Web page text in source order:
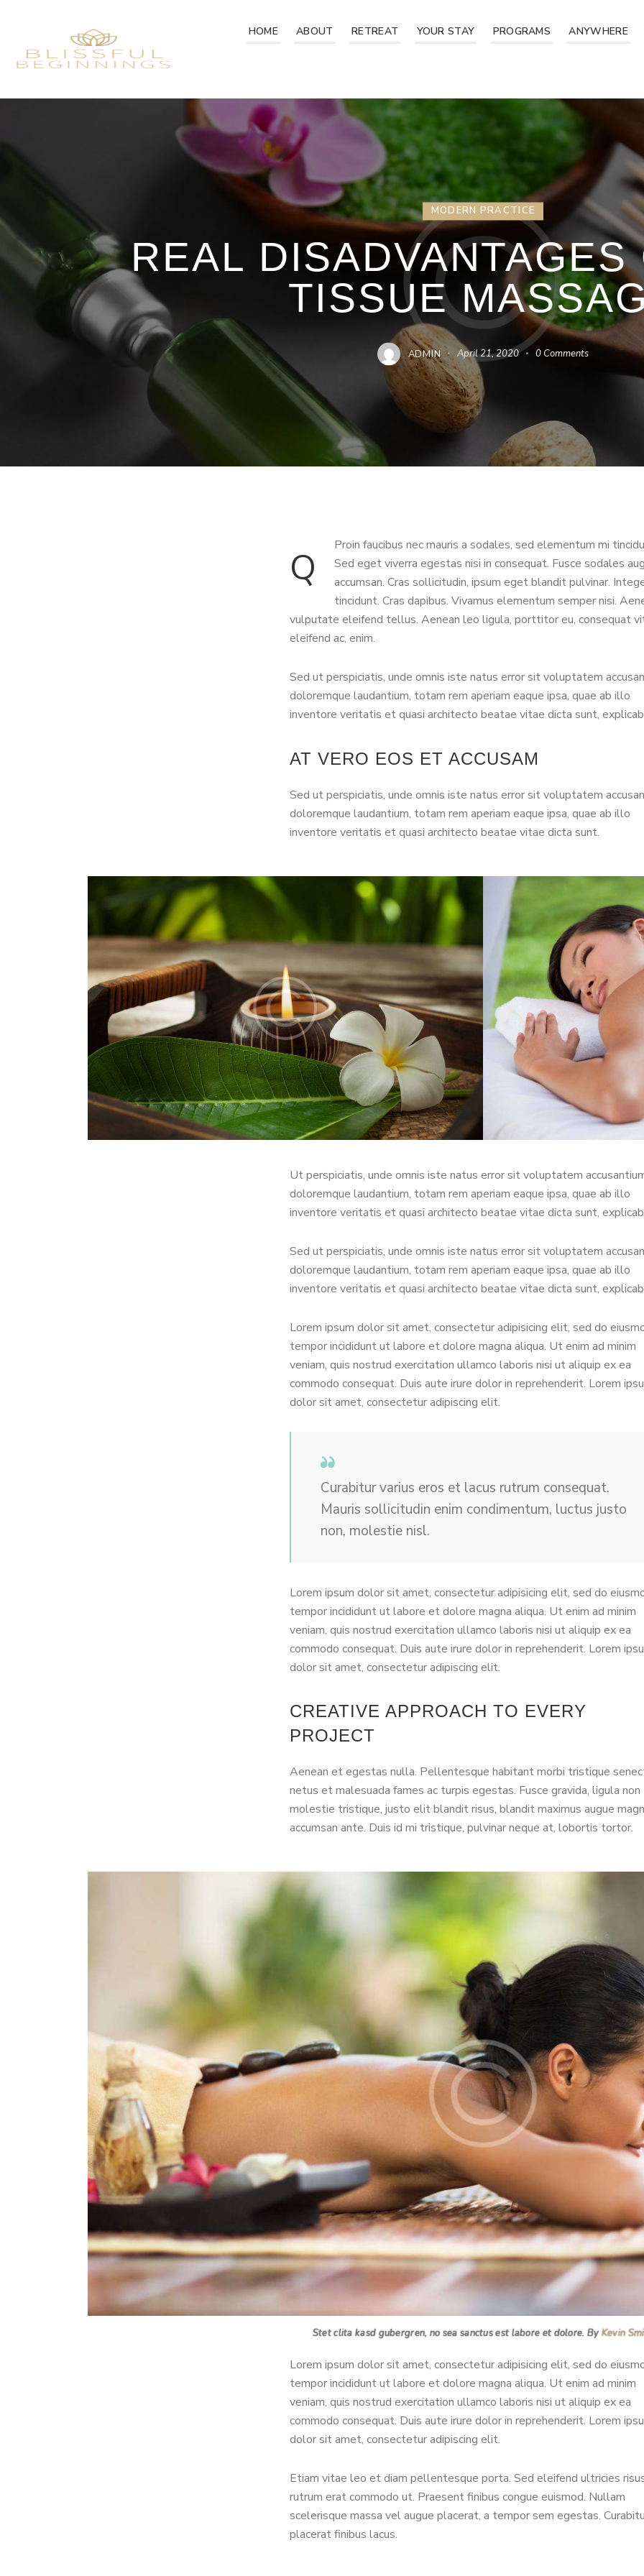
HOME ABOUT RETREAT YOUR STAY PROGRAMS ANYWHERE
MODERN PRACTICE
REAL DISADVANTAGES
TISSUE
ADMIN April 21, 2020 0 Comments
q
Proin faucibus nec mauris a sodales, sed elementum mi
Sed eget viverra egestas nisi in consequat. Fusce sodales
accumsan. Cras sollicitudin, ipsum eget blandit pulvinar.
tincidunt. Cras dapibus. Vivamus elementum semper nisi.
vulputate eleifend tellus. Aenean leo ligula, porttitor eu, consequat
eleifend ac, enim.
Sed ut perspiciatis, unde omnis iste natus error sit voluptatem
doloremque laudantium, totam rem aperiam eaque ipsa, quae ab illo
inventore veritatis et quasi architecto beatae vitae dicta sunt,
AT VERO EOS ET ACCUSAM
Sed ut perspiciatis, unde omnis iste natus error sit voluptatem
doloremque laudantium, totam rem aperiam eaque ipsa, quae ab illo
inventore veritatis et quasi architecto beatae vitae dicta sunt.
Ut perspiciatis, unde omnis iste natus error sit voluptatem
doloremque laudantium, totam rem aperiam eaque ipsa, quae ab illo
inventore veritatis et quasi architecto beatae vitae dicta sunt,
Sed ut perspiciatis, unde omnis iste natus error sit voluptatem
doloremque laudantium, totam rem aperiam eaque ipsa, quae ab illo
inventore veritatis et quasi architecto beatae vitae dicta sunt,
Lorem ipsum dolor sit amet, consectetur adipisicing elit, sed do
tempor incididunt ut labore et dolore magna aliqua. Ut enim ad minim
veniam, quis nostrud exercitation ullamco laboris nisi ut aliquip ex ea
commodo consequat. Duis aute irure dolor in reprehenderit. Lorem
dolor sit amet, consectetur adipiscing elit.
Curabitur varius eros et lacus rutrum consequat.
Mauris sollicitudin enim condimentum, luctus justo
non, molestie nisl.
Lorem ipsum dolor sit amet, consectetur adipisicing elit, sed do
tempor incididunt ut labore et dolore magna aliqua. Ut enim ad minim
veniam, quis nostrud exercitation ullamco laboris nisi ut aliquip ex ea
commodo consequat. Duis aute irure dolor in reprehenderit. Lorem
dolor sit amet, consectetur adipiscing elit.
CREATIVE APPROACH TO EVERY
PROJECT
Aenean et egestas nulla. Pellentesque habitant morbi tristique
netus et malesuada fames ac turpis egestas. Fusce gravida, ligula non
molestie tristique, justo elit blandit risus, blandit maximus augue
accumsan ante. Duis id mi tristique, pulvinar neque at, lobortis tortor.
Stet clita kasd gubergren, no sea sanctus est labore et dolore. ByKevin
Lorem ipsum dolor sit amet, consectetur adipisicing elit, sed do
tempor incididunt ut labore et dolore magna aliqua. Ut enim ad minim
veniam, quis nostrud exercitation ullamco laboris nisi ut aliquip ex ea
commodo consequat. Duis aute irure dolor in reprehenderit. Lorem
dolor sit amet, consectetur adipiscing elit.
Etiam vitae leo et diam pellentesque porta. Sed eleifend ultricies
rutrum erat commodo ut. Praesent finibus congue euismod. Nullam
scelerisque massa vel augue placerat, a tempor sem egestas.
placerat finibus lacus.